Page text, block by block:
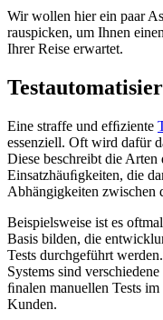
Wir wollen hier ein paar
rauspicken, um Ihnen
Ihrer Reise erwartet.
Eine straffe und efﬁziente
essenziell. Oft wird dafür
Diese beschreibt die Arten
Einsatzhäuﬁgkeiten, die
Abhängigkeiten zwischen
Beispielsweise ist es
Basis bilden, die
Tests durchgeführt
Systems sind
ﬁnalen manuellen Tests
Kunden.